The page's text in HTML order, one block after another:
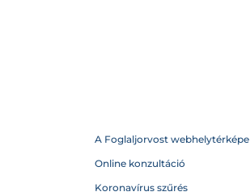
A Foglaljorvost webhelytérképe
Online konzultáció
Koronavírus szűrés